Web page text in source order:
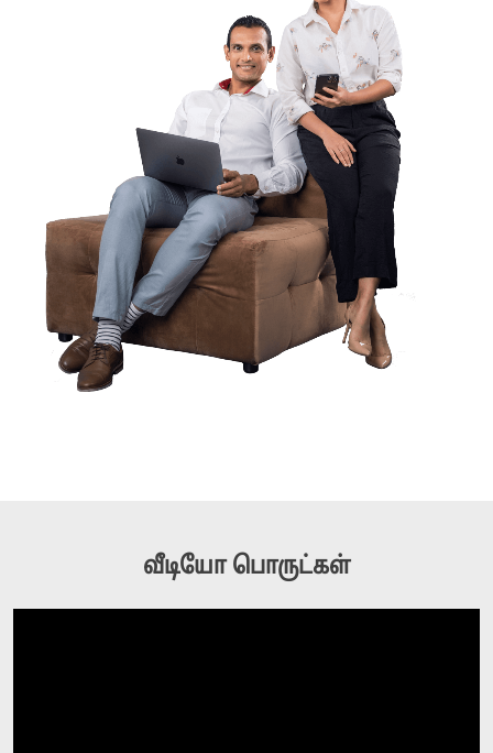
வீடியோ பொருட்கள்